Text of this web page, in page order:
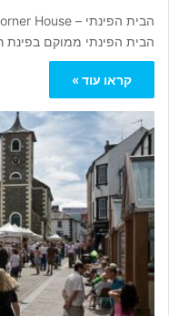
הבית הפינתי ממוקם
קראו עוד »